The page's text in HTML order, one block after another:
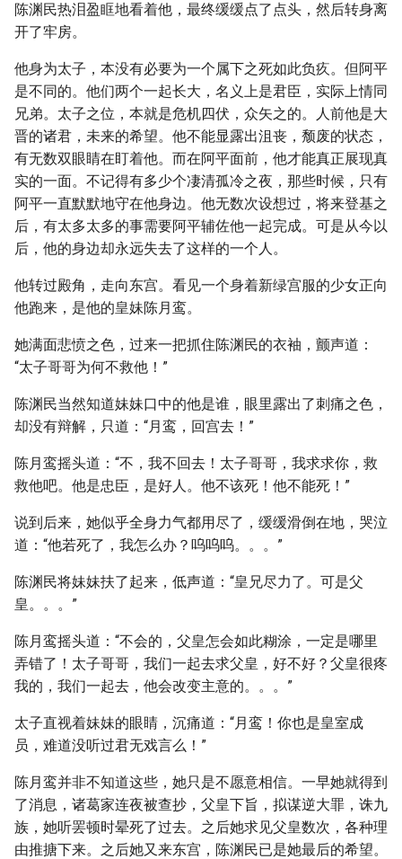
陈渊民热泪盈眶地看着他，最终缓缓点了点头，然后转身离
开了牢房。
他身为太子，本没有必要为一个属下之死如此负疚。但阿平
是不同的。他们两个一起长大，名义上是君臣，实际上情同
兄弟。太子之位，本就是危机四伏，众矢之的。人前他是大
晋的诸君，未来的希望。他不能显露出沮丧，颓废的状态，
有无数双眼睛在盯着他。而在阿平面前，他才能真正展现真
实的一面。不记得有多少个凄清孤冷之夜，那些时候，只有
阿平一直默默地守在他身边。他无数次设想过，将来登基之
后，有太多太多的事需要阿平辅佐他一起完成。可是从今以
后，他的身边却永远失去了这样的一个人。
他转过殿角，走向东宫。看见一个身着新绿宫服的少女正向
他跑来，是他的皇妹陈月鸾。
她满面悲愤之色，过来一把抓住陈渊民的衣袖，颤声道：
“太子哥哥为何不救他！”
陈渊民当然知道妹妹口中的他是谁，眼里露出了刺痛之色，
却没有辩解，只道：“月鸾，回宫去！”
陈月鸾摇头道：“不，我不回去！太子哥哥，我求求你，救
救他吧。他是忠臣，是好人。他不该死！他不能死！”
说到后来，她似乎全身力气都用尽了，缓缓滑倒在地，哭泣
道：“他若死了，我怎么办？呜呜呜。。。”
陈渊民将妹妹扶了起来，低声道：“皇兄尽力了。可是父
皇。。。”
陈月鸾摇头道：“不会的，父皇怎会如此糊涂，一定是哪里
弄错了！太子哥哥，我们一起去求父皇，好不好？父皇很疼
我的，我们一起去，他会改变主意的。。。”
太子直视着妹妹的眼睛，沉痛道：“月鸾！你也是皇室成
员，难道没听过君无戏言么！”
陈月鸾并非不知道这些，她只是不愿意相信。一早她就得到
了消息，诸葛家连夜被查抄，父皇下旨，拟谋逆大罪，诛九
族，她听罢顿时晕死了过去。之后她求见父皇数次，各种理
由推搪下来。之后她又来东宫，陈渊民已是她最后的希望。